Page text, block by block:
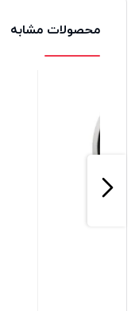
محصولات مشابه